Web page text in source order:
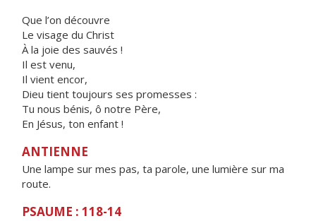
Que l’on découvre
Le visage du Christ
À la joie des sauvés !
Il est venu,
Il vient encor,
Dieu tient toujours ses promesses :
Tu nous bénis, ô notre Père,
En Jésus, ton enfant !
ANTIENNE
Une lampe sur mes pas, ta parole, une lumière sur ma
route.
PSAUME : 118-14